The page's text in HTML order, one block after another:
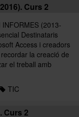
Curs 2
INFORMES (2013-
Destinataris
Access i creadors
la creació de
el treball amb
TIC
Curs 2